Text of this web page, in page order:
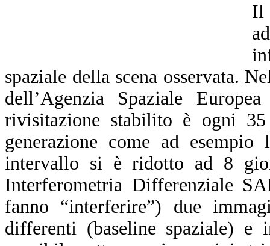
Il
spaziale della scena osservata.
dell’Agenzia Spaziale
rivisitazione stabilito è ogni
generazione come ad
intervallo si è ridotto ad 8
Interferometria Differenziale
fanno “interferire”) due
differenti (baseline spaziale) e